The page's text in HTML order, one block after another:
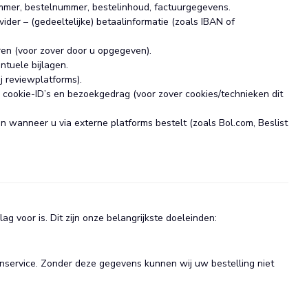
bestelnummer, bestelinhoud, factuurgegevens.
– (gedeeltelijke) betaalinformatie (zoals IBAN of
(voor zover door u opgegeven).
bijlagen.
reviewplatforms).
ID’s en bezoekgedrag (voor zover cookies/technieken dit
wanneer u via externe platforms bestelt (zoals Bol.com, Beslist
voor is. Dit zijn onze belangrijkste doeleinden:
Zonder deze gegevens kunnen wij uw bestelling niet